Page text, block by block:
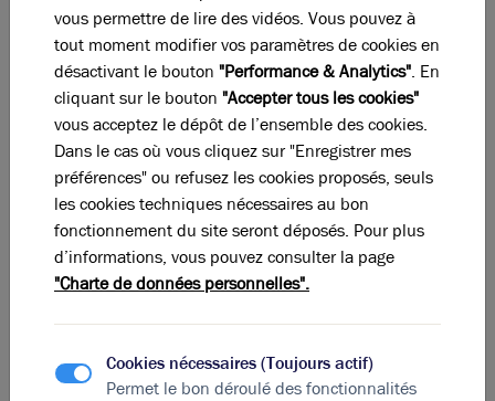
Photos (7)
- Vénissieux
303 m²
vous permettre de lire des vidéos. Vous pouvez à
tout moment modifier vos paramètres de cookies en
désactivant le bouton "Performance & Analytics". En
cliquant sur le bouton "Accepter tous les cookies"
vous acceptez le dépôt de l’ensemble des cookies.
Dans le cas où vous cliquez sur "Enregistrer mes
préférences" ou refusez les cookies proposés, seuls
les cookies techniques nécessaires au bon
fonctionnement du site seront déposés. Pour plus
d’informations, vous pouvez consulter la page
"Charte de données personnelles".
Cookies nécessaires (Toujours actif)
Permet le bon déroulé des fonctionnalités